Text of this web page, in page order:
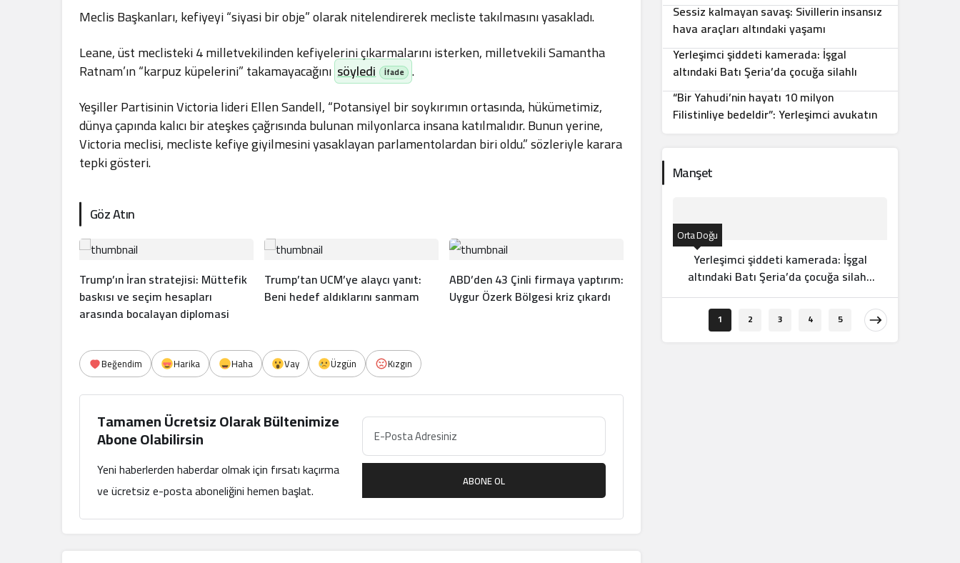
Meclis Başkanları, kefiyeyi “siyasi bir obje” olarak nitelendirerek mecliste takılmasını yasakladı.
Leane, üst meclisteki 4 milletvekilinden kefiyelerini çıkarmalarını isterken, milletvekili Samantha
Ratnam’ın “karpuz küpelerini” takamayacağını söyledi
.
Yeşiller Partisinin Victoria lideri Ellen Sandell, “Potansiyel bir soykırımın ortasında, hükümetimiz,
dünya çapında kalıcı bir ateşkes çağrısında bulunan milyonlarca insana katılmalıdır. Bunun yerine,
Victoria meclisi, mecliste kefiye giyilmesini yasaklayan parlamentolardan biri oldu.” sözleriyle karara
tepki gösteri.
Göz Atın
Trump’ın İran stratejisi: Müttefik
baskısı ve seçim hesapları
arasında bocalayan diplomasi
Trump’tan UCM’ye alaycı yanıt:
Beni hedef aldıklarını sanmam
ABD’den 43 Çinli firmaya yaptırım:
Uygur Özerk Bölgesi kriz çıkardı
Beğendim Harika Haha Vay Üzgün Kızgın
Tamamen Ücretsiz Olarak Bültenimize
Abone Olabilirsin
Yeni haberlerden haberdar olmak için fırsatı kaçırma
ve ücretsiz e-posta aboneliğini hemen başlat.
ABONE OL
Sessiz kalmayan savaş: Sivillerin insansız
hava araçları altındaki yaşamı
9
Yerleşimci şiddeti kamerada: İşgal
altındaki Batı Şeria’da çocuğa silahlı
saldırı
10
“Bir Yahudi’nin hayatı 10 milyon
Filistinliye bedeldir”: Yerleşimci avukatın
Manşet
Orta Doğu
Yerleşimci şiddeti kamerada: İşgal
altındaki Batı Şeria’da çocuğa silahlı
saldırı
1 2 3 4 5